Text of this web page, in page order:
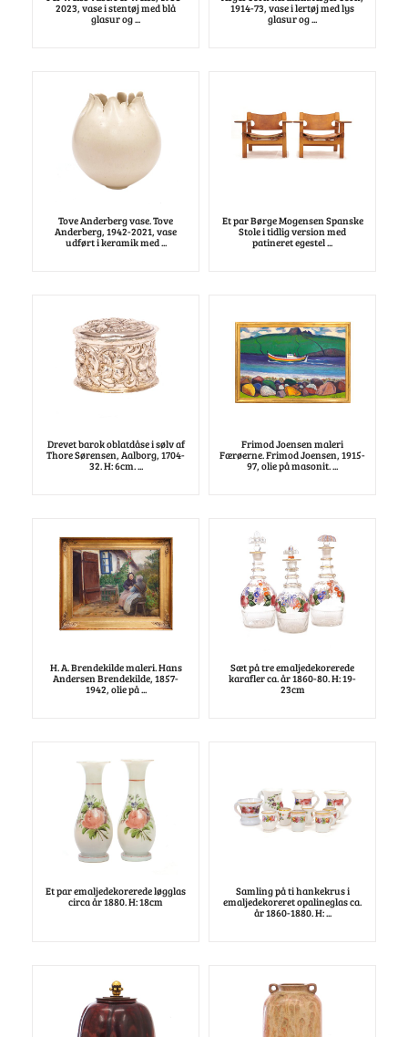
2023, vase i stentøj med blå
glasur og ...
1914-73, vase i lertøj med lys
glasur og ...
Tove Anderberg vase. Tove
Anderberg, 1942-2021, vase
udført i keramik med ...
Et par Børge Mogensen Spanske
Stole i tidlig version med
patineret egestel ...
Drevet barok oblatdåse i sølv af
Thore Sørensen, Aalborg, 1704-
32. H: 6cm. ...
Frimod Joensen maleri
Færøerne. Frimod Joensen, 1915-
97, olie på masonit. ...
H. A. Brendekilde maleri. Hans
Andersen Brendekilde, 1857-
1942, olie på ...
Sæt på tre emaljedekorerede
karafler ca. år 1860-80. H: 19-
23cm
Et par emaljedekorerede løgglas
circa år 1880. H: 18cm
Samling på ti hankekrus i
emaljedekoreret opalineglas ca.
år 1860-1880. H: ...